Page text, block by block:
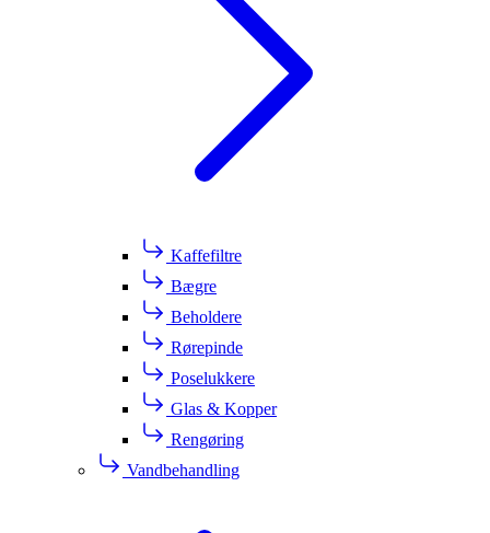
Kaffefiltre
Bægre
Beholdere
Rørepinde
Poselukkere
Glas & Kopper
Rengøring
Vandbehandling